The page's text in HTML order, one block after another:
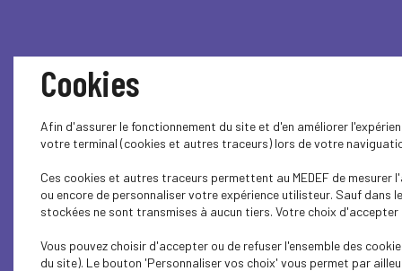
Cookies
Afin d'assurer le fonctionnement du site et d'en améliorer
votre terminal (cookies et autres traceurs) lors de votre
Ces cookies et autres traceurs permettent au MEDEF de
ou encore de personnaliser votre expérience utilisteur. Sauf
stockées ne sont transmises à aucun tiers. Votre choix
Vous pouvez choisir d'accepter ou de refuser l'ensemble des
du site). Le bouton 'Personnaliser vos choix' vous permet par